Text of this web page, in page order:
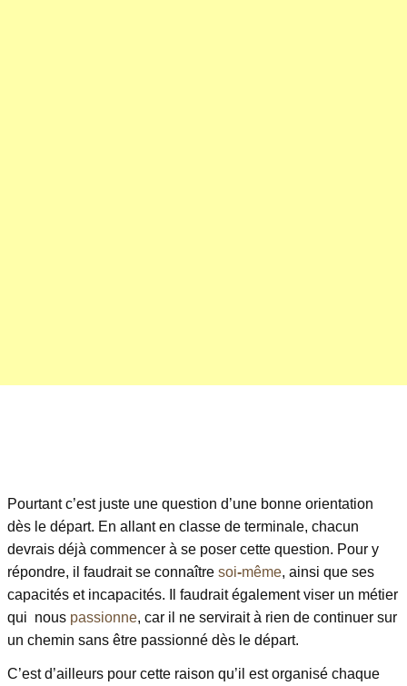
Pourtant c’est juste une question d’une bonne orientation
dès le départ. En allant en classe de terminale, chacun
devrais déjà commencer à se poser cette question. Pour y
répondre, il faudrait se connaître soi-même, ainsi que ses
capacités et incapacités. Il faudrait également viser un métier
qui nous passionne, car il ne servirait à rien de continuer sur
un chemin sans être passionné dès le départ.
C’est d’ailleurs pour cette raison qu’il est organisé chaque